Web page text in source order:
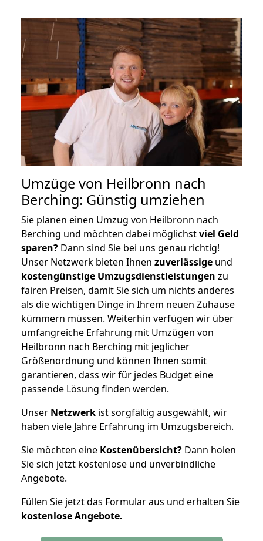
Umzüge von Heilbronn nach
Berching: Günstig umziehen
Sie planen einen Umzug von Heilbronn nach
Berching und möchten dabei möglichstviel Geld
sparen? Dann sind Sie bei uns genau richtig!
Unser Netzwerk bieten Ihnen zuverlässige und
kostengünstige Umzugsdienstleistungen zu
fairen Preisen, damit Sie sich um nichts anderes
als die wichtigen Dinge in Ihrem neuen Zuhause
kümmern müssen. Weiterhin verfügen wir über
umfangreiche Erfahrung mit Umzügen von
Heilbronn nach Berching mit jeglicher
Größenordnung und können Ihnen somit
garantieren, dass wir für jedes Budget eine
passende Lösung finden werden.
Unser Netzwerk ist sorgfältig ausgewählt, wir
haben viele Jahre Erfahrung im Umzugsbereich.
Sie möchten eine Kostenübersicht? Dann holen
Sie sich jetzt kostenlose und unverbindliche
Angebote.
Füllen Sie jetzt das Formular aus und erhalten Sie
kostenloseAngebote.